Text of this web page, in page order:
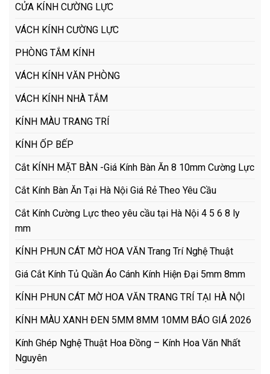
CỬA KÍNH CƯỜNG LỰC
VÁCH KÍNH CƯỜNG LỰC
PHÒNG TẮM KÍNH
VÁCH KÍNH VĂN PHÒNG
VÁCH KÍNH NHÀ TẮM
KÍNH MÀU TRANG TRÍ
KÍNH ỐP BẾP
Cắt KÍNH MẶT BÀN -Giá Kính Bàn Ăn 8 10mm Cường Lực
Cắt Kính Bàn Ăn Tại Hà Nội Giá Rẻ Theo Yêu Cầu
Cắt Kính Cường Lực theo yêu cầu tại Hà Nội 4 5 6 8 ly
mm
KÍNH PHUN CÁT MỜ HOA VĂN Trang Trí Nghệ Thuật
Giá Cắt Kính Tủ Quần Áo Cánh Kính Hiện Đại 5mm 8mm
KÍNH PHUN CÁT MỜ HOA VĂN TRANG TRÍ TẠI HÀ NỘI
KÍNH MÀU XANH ĐEN 5MM 8MM 10MM BÁO GIÁ 2026
Kính Ghép Nghệ Thuật Hoa Đồng – Kính Hoa Văn Nhất
Nguyên